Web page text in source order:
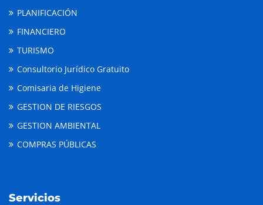
PLANIFICACIÓN
FINANCIERO
TURISMO
Consultorio Jurídico Gratuito
Comisaria de Higiene
GESTION DE RIESGOS
GESTION AMBIENTAL
COMPRAS PÚBLICAS
Servicios